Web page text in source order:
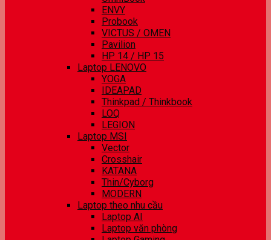
ENVY
Probook
VICTUS / OMEN
Pavilion
HP 14 / HP 15
Laptop LENOVO
YOGA
IDEAPAD
Thinkpad / Thinkbook
LOQ
LEGION
Laptop MSI
Vector
Crosshair
KATANA
Thin/Cyborg
MODERN
Laptop theo nhu cầu
Laptop AI
Laptop văn phòng